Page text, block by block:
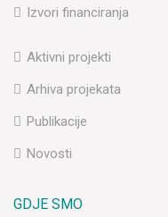
Izvori financiranja
Aktivni projekti
Arhiva projekata
Publikacije
Novosti
GDJE SMO